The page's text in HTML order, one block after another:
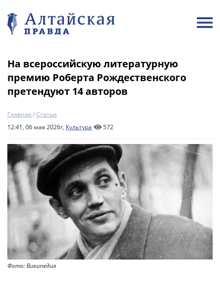
На всероссийскую литературную
премию Роберта Рождественского
претендуют 14 авторов
Главная /Статьи
12:41, 06 мая 2026г, Культура 572
Фото: Википедия